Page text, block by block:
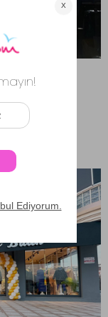
No:5/D
2